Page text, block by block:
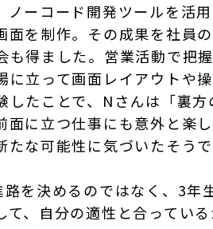
ノーコード開発ツールを活
面を制作。その成果を社員
も得ました。営業活動で把
に立って画面レイアウトや
たことで、Nさんは「裏方
面に立つ仕事にも意外と楽
な可能性に気づいたそうで
を決めるのではなく、3年
、自分の適性と合ってい